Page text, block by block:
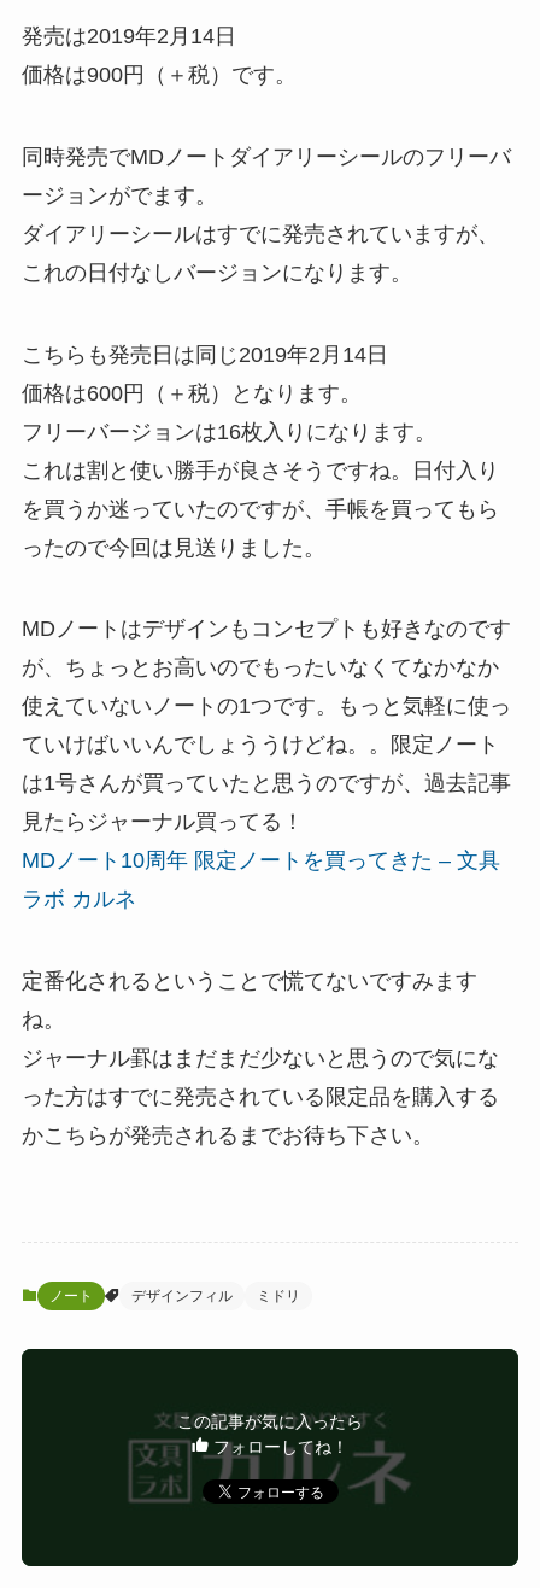
発売は2019年2月14日
価格は900円（＋税）です。
同時発売でMDノートダイアリーシールのフリーバ
ージョンがでます。
ダイアリーシールはすでに発売されていますが、
これの日付なしバージョンになります。
こちらも発売日は同じ2019年2月14日
価格は600円（＋税）となります。
フリーバージョンは16枚入りになります。
これは割と使い勝手が良さそうですね。日付入り
を買うか迷っていたのですが、手帳を買ってもら
ったので今回は見送りました。
MDノートはデザインもコンセプトも好きなのです
が、ちょっとお高いのでもったいなくてなかなか
使えていないノートの1つです。もっと気軽に使っ
ていけばいいんでしょううけどね。。限定ノート
は1号さんが買っていたと思うのですが、過去記事
見たらジャーナル買ってる！
MDノート10周年 限定ノートを買ってきた – 文具
ラボ カルネ
定番化されるということで慌てないですみます
ね。
ジャーナル罫はまだまだ少ないと思うので気にな
った方はすでに発売されている限定品を購入する
かこちらが発売されるまでお待ち下さい。
ノート デザインフィル ミドリ
この記事が気に入ったら
フォローしてね！